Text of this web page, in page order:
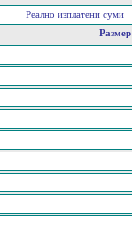
Реално изплатени суми
Размер